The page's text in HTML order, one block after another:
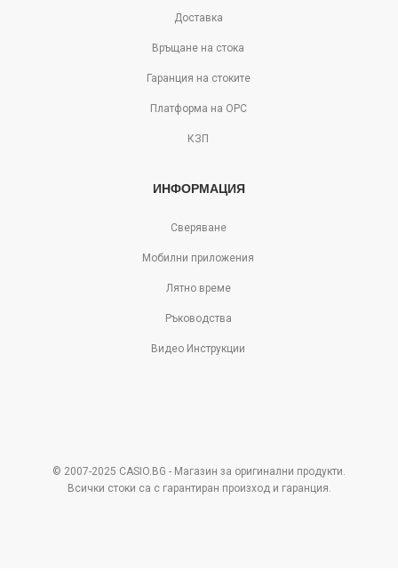
Доставка
Връщане на стока
Гаранция на стоките
Платформа на ОРС
КЗП
ИНФОРМАЦИЯ
Сверяване
Мобилни приложения
Лятно време
Ръководства
Видео Инструкции
© 2007-2025 CASIO.BG - Магазин за оригинални продукти.
Всички стоки са с гарантиран произход и гаранция.